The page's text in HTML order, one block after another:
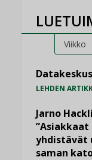
Viikko
LEHDEN
Jarno
yhdistävät
saman